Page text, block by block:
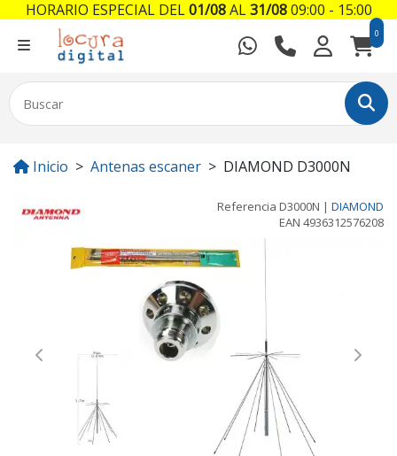
0
Inicio Antenas escaner DIAMOND D3000N
Referencia D3000N | DIAMOND
EAN 4936312576208
Previous Next
HORARIO ESPECIAL DEL01/08AL31/0809:00 - 15:00